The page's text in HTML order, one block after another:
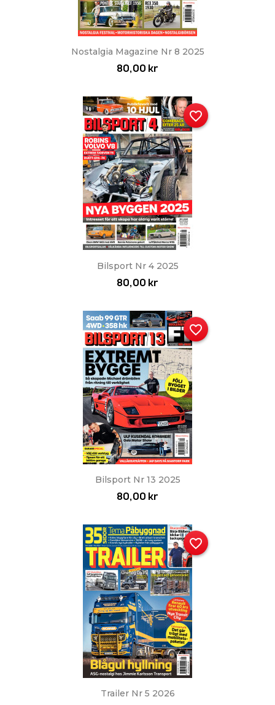
Nostalgia Magazine Nr 8 2025
80,00 kr
Bilsport Nr 4 2025
80,00 kr
favorite_border
Bilsport Nr 13 2025
80,00 kr
favorite_border
Trailer Nr 5 2026
favorite_border